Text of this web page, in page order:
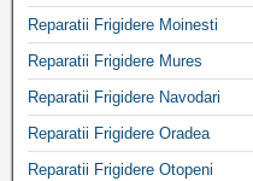
Reparatii Frigidere Moinesti
Reparatii Frigidere Mures
Reparatii Frigidere Navodari
Reparatii Frigidere Oradea
Reparatii Frigidere Otopeni